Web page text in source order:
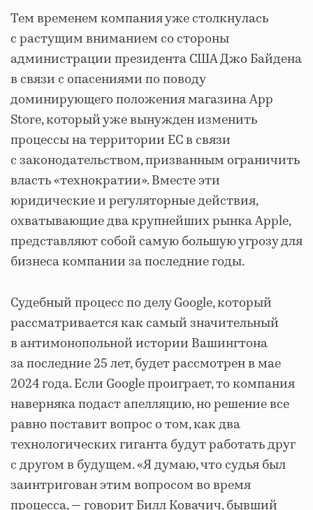
Тем временем компания уже столкнулась
с растущим вниманием со стороны
администрации президента США Джо Байдена
в связи с опасениями по поводу
доминирующего положения магазина App
Store, который уже вынужден изменить
процессы на территории ЕС в связи
с законодательством, призванным ограничить
власть «технократии». Вместе эти
юридические и регуляторные действия,
охватывающие два крупнейших рынка Apple,
представляют собой самую большую угрозу для
бизнеса компании за последние годы.
Судебный процесс по делу Google, который
рассматривается как самый значительный
в антимонопольной истории Вашингтона
за последние 25 лет, будет рассмотрен в мае
2024 года. Если Google проиграет, то компания
наверняка подаст апелляцию, но решение все
равно поставит вопрос о том, как два
технологических гиганта будут работать друг
с другом в будущем. «Я думаю, что судья был
заинтригован этим вопросом во время
процесса, — говорит Билл Ковачич, бывший